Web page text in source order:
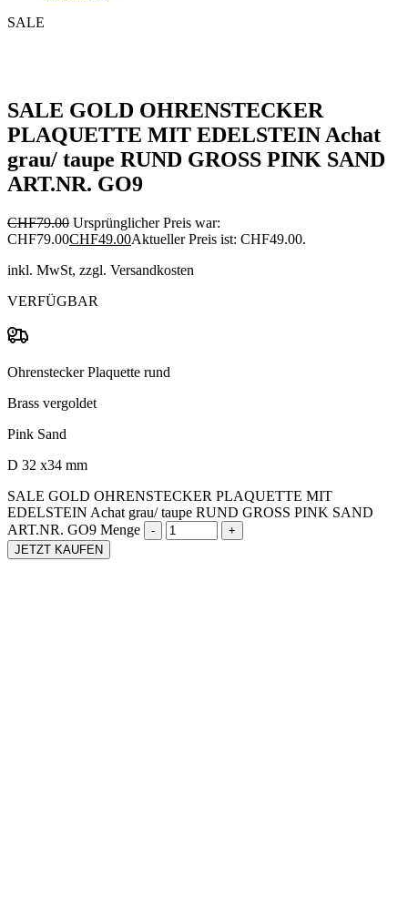
SALE
SALE GOLD OHRENSTECKER
PLAQUETTE MIT EDELSTEIN Achat
grau/ taupe RUND GROSS PINK SAND
ART.NR. GO9
CHF79.00 Ursprünglicher Preis war:
CHF79.00CHF49.00Aktueller Preis ist: CHF49.00.
inkl. MwSt, zzgl. Versandkosten
VERFÜGBAR
Ohrenstecker Plaquette rund
Brass vergoldet
Pink Sand
D 32 x34 mm
SALE GOLD OHRENSTECKER PLAQUETTE MIT
EDELSTEIN Achat grau/ taupe RUND GROSS PINK SAND
ART.NR. GO9 Menge
JETZT KAUFEN